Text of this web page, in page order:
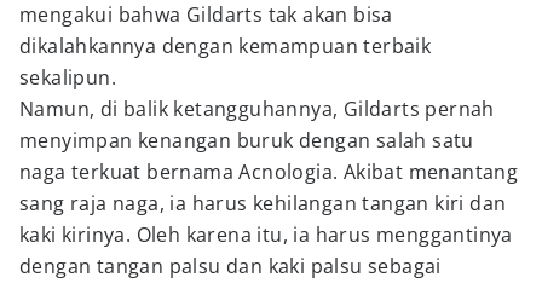
mengakui bahwa Gildarts tak akan bisa
dikalahkannya dengan kemampuan terbaik
sekalipun.
Namun, di balik ketangguhannya, Gildarts pernah
menyimpan kenangan buruk dengan salah satu
naga terkuat bernama Acnologia. Akibat menantang
sang raja naga, ia harus kehilangan tangan kiri dan
kaki kirinya. Oleh karena itu, ia harus menggantinya
dengan tangan palsu dan kaki palsu sebagai